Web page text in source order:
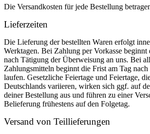
Die Versandkosten für jede Bestellung
Lieferzeiten
Die Lieferung der bestellten Waren erfolgt
Werktagen. Bei Zahlung per Vorkasse
nach Tätigung der Überweisung an uns. Bei
Zahlungsmitteln beginnt die Frist am Tag
laufen. Gesetzliche Feiertage und Feiertage,
Deutschlands variieren, wirken sich ggf. auf
deiner Bestellung aus und führen zu einer
Belieferung frühestens auf den Folgetag.
Versand von Teillieferungen